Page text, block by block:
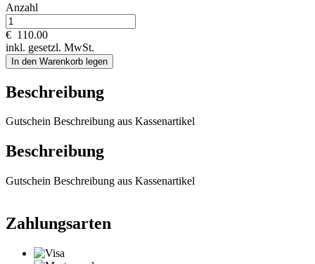
Anzahl
€ 110.00
inkl. gesetzl. MwSt.
In den Warenkorb legen
Beschreibung
Gutschein Beschreibung aus Kassenartikel
Beschreibung
Gutschein Beschreibung aus Kassenartikel
Zahlungsarten